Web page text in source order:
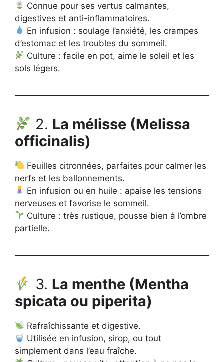
Connue pour ses vertus calmantes,
digestives et anti-inflammatoires.
En infusion : soulage l’anxiété, les crampes
d’estomac et les troubles du sommeil.
Culture : facile en pot, aime le soleil et les
sols légers.
2. La mélisse (Melissa
officinalis)
Feuilles citronnées, parfaites pour calmer les
nerfs et les ballonnements.
En infusion ou en huile : apaise les tensions
nerveuses et favorise le sommeil.
Culture : très rustique, pousse bien à l’ombre
partielle.
3. La menthe (Mentha
spicata ou piperita)
Rafraîchissante et digestive.
Utilisée en infusion, sirop, ou tout
simplement dans l’eau fraîche.